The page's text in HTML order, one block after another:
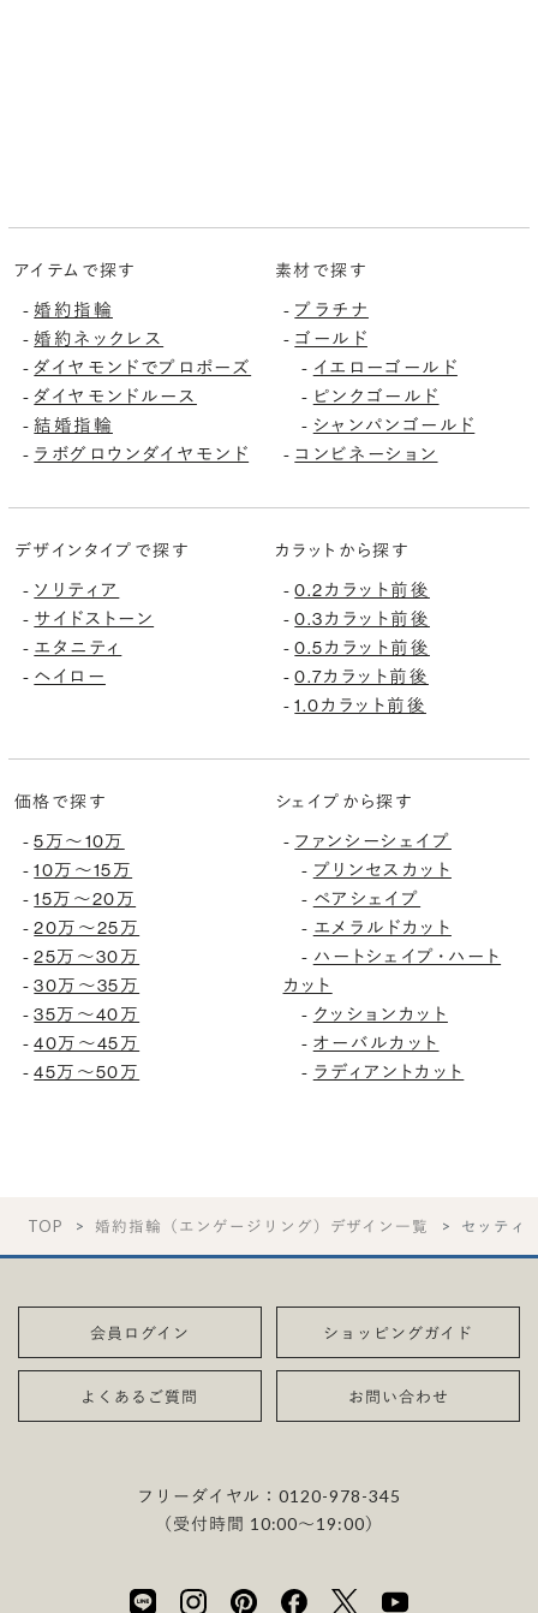
アイテムで探す
-婚約指輪
-婚約ネックレス
-ダイヤモンドでプロポーズ
-ダイヤモンドルース
-結婚指輪
- ラボグロウンダイヤモンド
素材で探す
- プラチナ
- ゴールド
- イエローゴールド
- ピンクゴールド
- シャンパンゴールド
- コンビネーション
デザインタイプで探す
- ソリティア
- サイドストーン
- エタニティ
- ヘイロー
カラットから探す
-0.2カラット前後
-0.3カラット前後
-0.5カラット前後
-0.7カラット前後
-1.0カラット前後
価格で探す
-5万〜10万
-10万〜15万
-15万〜20万
-20万〜25万
-25万〜30万
-30万〜35万
-35万〜40万
-40万〜45万
-45万〜50万
シェイプから探す
- ファンシーシェイプ
- プリンセスカット
- ペアシェイプ
- エメラルドカット
- ハートシェイプ・ハート
カット
- クッションカット
- オーバルカット
- ラディアントカット
TOP 婚約指輪（エンゲージリング）デザイン一覧 セッティ
会員ログイン ショッピングガイド
よくあるご質問 お問い合わせ
フリーダイヤル：0120-978-345
（受付時間 10:00〜19:00）